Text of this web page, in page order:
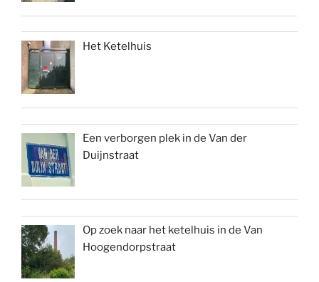
Het Ketelhuis
Een verborgen plek in de Van der
Duijnstraat
Op zoek naar het ketelhuis in de Van
Hoogendorpstraat